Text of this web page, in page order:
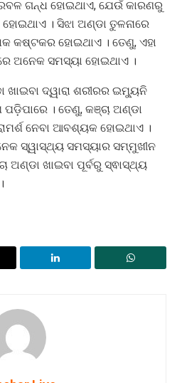
ଗନ୍ଧ ହୋଇଥାଏ, ଯେଉଁ କାରଣରୁ
। ସିଝା ଅଣ୍ଡା ତୁଳନାରେ
କଷ୍ଟକର ହୋଇଥାଏ । ତେଣୁ, ଏହା
ଅନେକ ସମସ୍ୟା ହୋଇଥାଏ ।
ଦ୍ୱାରା ଶରୀରର ଇମ୍ୟୁନି
। ତେଣୁ, କଞ୍ଚା ଅଣ୍ଡା
ନେବା ଆବଶ୍ୟକ ହୋଇଥାଏ ।
ସ୍ୱାସ୍ଥ୍ୟ ସମସ୍ୟାର ସମ୍ମୁଖୀନ
ଅଣ୍ଡା ଖାଇବା ପୂର୍ବରୁ ସ୍ଵାସ୍ଥ୍ୟ